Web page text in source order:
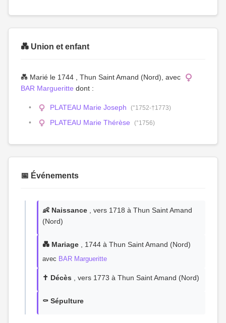
💑 Union et enfant
💑 Marié le 1744 , Thun Saint Amand (Nord), avec
BAR Margueritte dont :
PLATEAU Marie Joseph (°1752-†1773)
PLATEAU Marie Thérèse (°1756)
📅 Événements
👶 Naissance , vers 1718 à Thun Saint Amand
(Nord)
💑 Mariage , 1744 à Thun Saint Amand (Nord)
avec BAR Margueritte
✝️ Décès , vers 1773 à Thun Saint Amand (Nord)
⚰️ Sépulture